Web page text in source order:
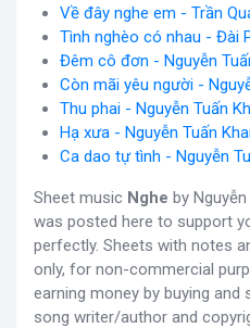
Về đây nghe em - Trần
Tình nghèo có nhau - Đài
Đêm cô đơn - Nguyễn
Còn mãi yêu người -
Thu phai - Nguyễn Tuấn
Hạ xưa - Nguyễn Tuấn
Ca dao tự tình - Nguyễn
Sheet music Nghe by
was posted here to support
perfectly. Sheets with notes
only, for non-commercial
earning money by buying and
song writer/author and